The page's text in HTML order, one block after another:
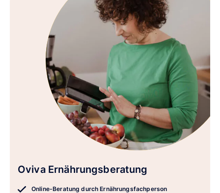
Oviva Ernährungsberatung
Online-Beratung durch Ernährungsfachperson